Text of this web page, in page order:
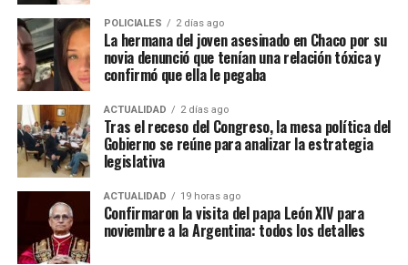
POLICIALES 2 días ago
La hermana del joven asesinado en Chaco por su
novia denunció que tenían una relación tóxica y
confirmó que ella le pegaba
ACTUALIDAD 2 días ago
Tras el receso del Congreso, la mesa política del
Gobierno se reúne para analizar la estrategia
legislativa
ACTUALIDAD 19 horas ago
Confirmaron la visita del papa León XIV para
noviembre a la Argentina: todos los detalles